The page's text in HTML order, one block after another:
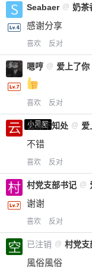
Seabaer @ 奶茶
感谢分享
喜欢 反对
嗯哼 @ 爱上了你
喜欢 反对
小黑屋
云深不知处 @ 爱
不错
喜欢 反对
村党支部书记 @
谢谢
喜欢 反对
已注销 @ 村党支
風俗風俗
您没有权
限。